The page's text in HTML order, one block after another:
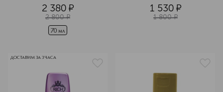
2 380 ¤
2 800 ¤
70 мл
1 530 ¤
1 800 ¤
ДОСТАВИМ ЗА 3 ЧАСА